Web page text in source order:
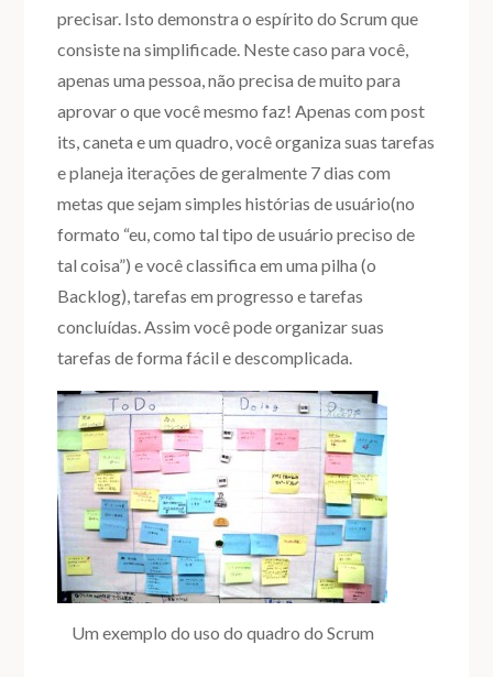
precisar. Isto demonstra o espírito do Scrum que
consiste na simplificade. Neste caso para você,
apenas uma pessoa, não precisa de muito para
aprovar o que você mesmo faz! Apenas com post
its, caneta e um quadro, você organiza suas tarefas
e planeja iterações de geralmente 7 dias com
metas que sejam simples histórias de usuário(no
formato “eu, como tal tipo de usuário preciso de
tal coisa”) e você classifica em uma pilha (o
Backlog), tarefas em progresso e tarefas
concluídas. Assim você pode organizar suas
tarefas de forma fácil e descomplicada.
Um exemplo do uso do quadro do Scrum